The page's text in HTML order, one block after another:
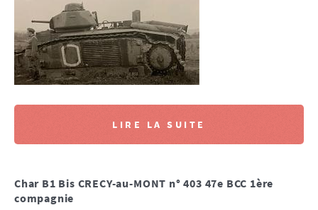
LIRE LA SUITE
Char B1 Bis CRECY-au-MONT n° 403 47e BCC 1ère
compagnie